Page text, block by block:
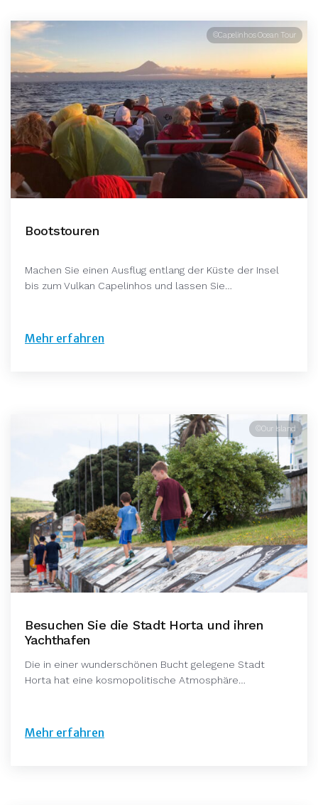
©Capelinhos Ocean Tour
Bootstouren
Machen Sie einen Ausflug entlang der Küste der Insel
bis zum Vulkan Capelinhos und lassen Sie…
Mehr erfahren
©Our Island
Besuchen Sie die Stadt Horta und ihren
Yachthafen
Die in einer wunderschönen Bucht gelegene Stadt
Horta hat eine kosmopolitische Atmosphäre…
Mehr erfahren